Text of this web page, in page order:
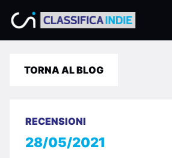
TORNA AL BLOG
RECENSIONI
28/05/2021